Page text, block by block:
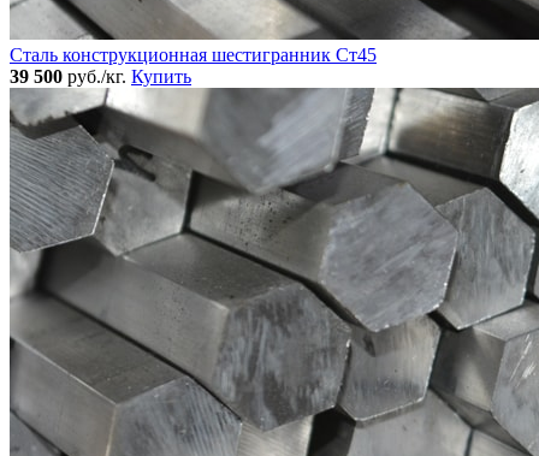
Сталь конструкционная шестигранник Ст45
39 500 руб./кг. Купить